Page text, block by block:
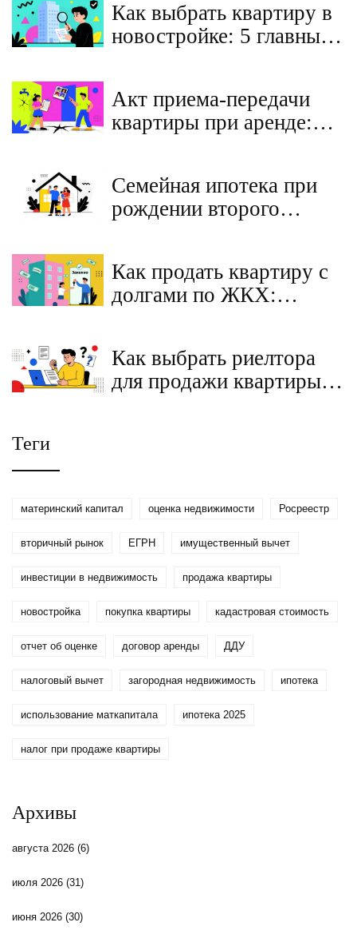
Как выбрать квартиру в
новостройке: 5 главных
Акт приема-передачи
квартиры при аренде:
потерять залог
Семейная ипотека при
рождении второго
пошаговая инструкция
Как продать квартиру с
долгами по ЖКХ:
расчета
Как выбрать риелтора
для продажи квартиры:
Теги
материнский капитал оценка недвижимости Росреестр
вторичный рынок ЕГРН имущественный вычет
инвестиции в недвижимость продажа квартиры
новостройка покупка квартиры кадастровая стоимость
отчет об оценке договор аренды ДДУ
налоговый вычет загородная недвижимость ипотека
использование маткапитала ипотека 2025
налог при продаже квартиры
Архивы
августа 2026 (6)
июля 2026 (31)
июня 2026 (30)